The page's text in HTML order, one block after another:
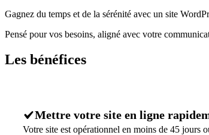
Gagnez du temps et de la sérénité avec un site
Pensé pour vos besoins, aligné avec votre
Les bénéfices
Mettre votre site en ligne
Votre site est opérationnel en moins de 45 jours